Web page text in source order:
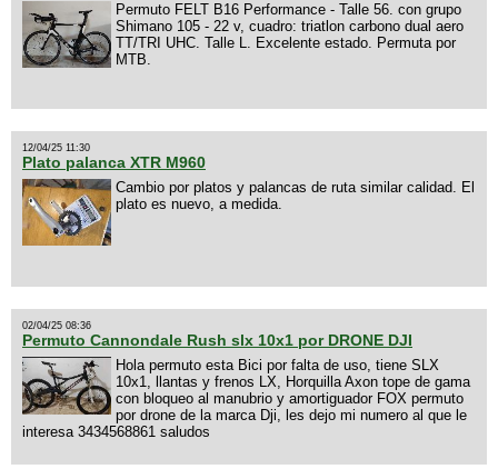
Permuto FELT B16 Performance - Talle 56. con grupo
Shimano 105 - 22 v, cuadro: triatlon carbono dual aero
TT/TRI UHC. Talle L. Excelente estado. Permuta por
MTB.
12/04/25 11:30
Plato palanca XTR M960
Cambio por platos y palancas de ruta similar calidad. El
plato es nuevo, a medida.
02/04/25 08:36
Permuto Cannondale Rush slx 10x1 por DRONE DJI
Hola permuto esta Bici por falta de uso, tiene SLX
10x1, llantas y frenos LX, Horquilla Axon tope de gama
con bloqueo al manubrio y amortiguador FOX permuto
por drone de la marca Dji, les dejo mi numero al que le
interesa 3434568861 saludos